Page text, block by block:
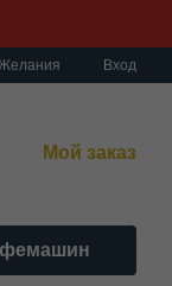
Вход
Мой заказ